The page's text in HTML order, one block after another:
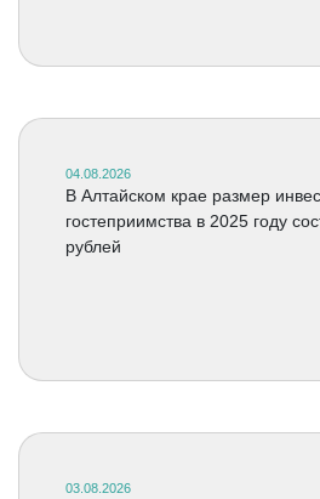
04.08.2026
В Алтайском крае размер
гостеприимства в 2025 году
рублей
03.08.2026